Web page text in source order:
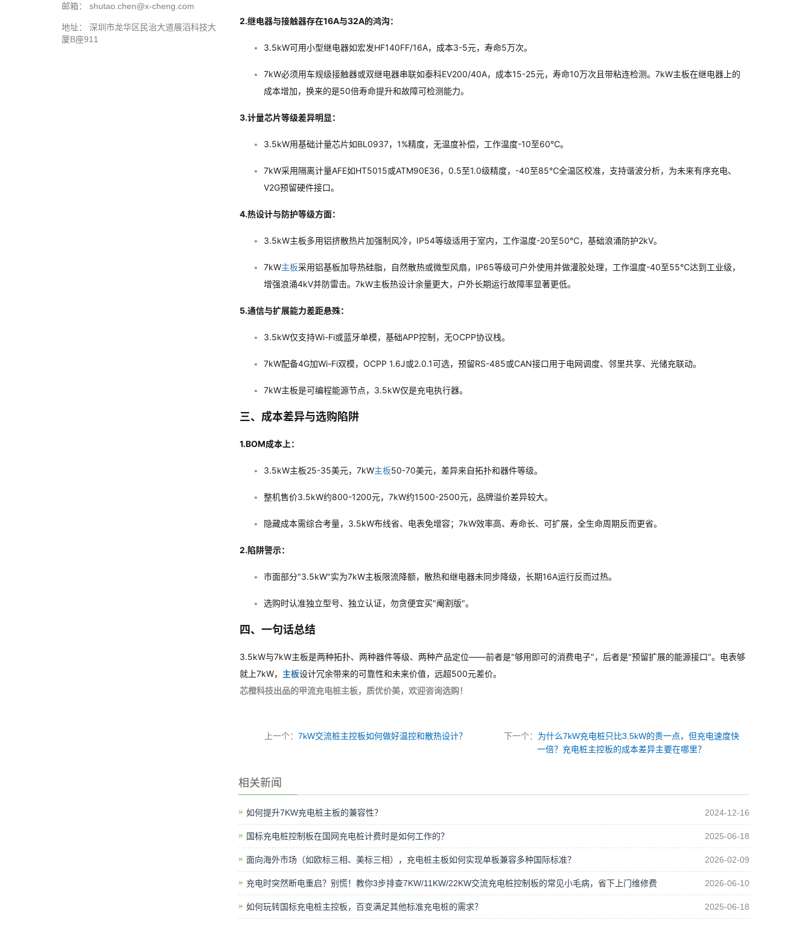
2.继电器与接触器存在16A与32A的鸿沟：
3.5kW可用小型继电器如宏发HF140FF/16A，成本3-5元，寿命5万次。
7kW必须用车规级接触器或双继电器串联如泰科EV200/40A，成本15-25元，寿命10万次且带粘连检测。7kW主板在继电器上的
成本增加，换来的是50倍寿命提升和故障可检测能力。
3.计量芯片等级差异明显：
3.5kW用基础计量芯片如BL0937，1%精度，无温度补偿，工作温度-10至60℃。
7kW采用隔离计量AFE如HT5015或ATM90E36，0.5至1.0级精度，-40至85℃全温区校准，支持谐波分析，为未来有序充电、
V2G预留硬件接口。
4.热设计与防护等级方面：
3.5kW主板多用铝挤散热片加强制风冷，IP54等级适用于室内，工作温度-20至50℃，基础浪涌防护2kV。
7kW主板采用铝基板加导热硅脂，自然散热或微型风扇，IP65等级可户外使用并做灌胶处理，工作温度-40至55℃达到工业级，
增强浪涌4kV并防雷击。7kW主板热设计余量更大，户外长期运行故障率显著更低。
5.通信与扩展能力差距悬殊：
3.5kW仅支持Wi-Fi或蓝牙单模，基础APP控制，无OCPP协议栈。
7kW配备4G加Wi-Fi双模，OCPP 1.6J或2.0.1可选，预留RS-485或CAN接口用于电网调度、邻里共享、光储充联动。
7kW主板是可编程能源节点，3.5kW仅是充电执行器。
三、成本差异与选购陷阱
1.BOM成本上：
3.5kW主板25-35美元，7kW主板50-70美元，差异来自拓扑和器件等级。
整机售价3.5kW约800-1200元，7kW约1500-2500元，品牌溢价差异较大。
隐藏成本需综合考量，3.5kW布线省、电表免增容；7kW效率高、寿命长、可扩展，全生命周期反而更省。
2.陷阱警示：
市面部分"3.5kW"实为7kW主板限流降额，散热和继电器未同步降级，长期16A运行反而过热。
选购时认准独立型号、独立认证，勿贪便宜买"阉割版"。
四、一句话总结
3.5kW与7kW主板是两种拓扑、两种器件等级、两种产品定位——前者是"够用即可的消费电子"，后者是"预留扩展的能源接口"。电表够
就上7kW， 主板设计冗余带来的可靠性和未来价值，远超500元差价。
芯橙科技出品的甲流充电桩主板，质优价美，欢迎咨询选购！
上一个：7kW交流桩主控板如何做好温控和散热设计？ 下一个： 为什么7kW充电桩只比3.5kW的贵一点，但充电速度快
一倍？充电桩主控板的成本差异主要在哪里？
相关新闻
如何提升7KW充电桩主板的兼容性？ 2024-12-16
国标充电桩控制板在国网充电桩计费时是如何工作的？ 2025-06-18
面向海外市场（如欧标三相、美标三相），充电桩主板如何实现单板兼容多种国际标准？ 2026-02-09
充电时突然断电重启？别慌！教你3步排查7KW/11KW/22KW交流充电桩控制板的常见小毛病，省下上门维修费 2026-06-10
如何玩转国标充电桩主控板，百变满足其他标准充电桩的需求？ 2025-06-18
邮箱： shutao.chen@x-cheng.com
地址： 深圳市龙华区民治大道展滔科技大
厦B座911